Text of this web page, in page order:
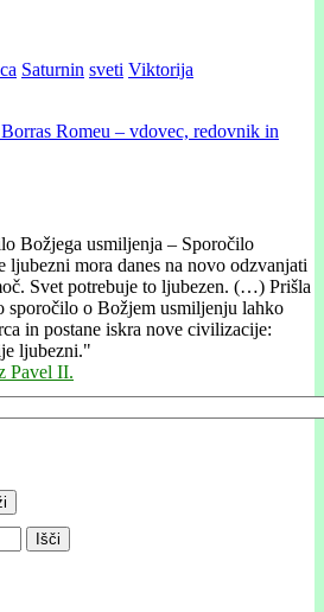
Saturnin sveti Viktorija
Romeu – vdovec, redovnik in
Božjega usmiljenja – Sporočilo
ljubezni mora danes na novo odzvanjati
Svet potrebuje to ljubezen. (…) Prišla
sporočilo o Božjem usmiljenju lahko
in postane iskra nove civilizacije:
ljubezni."
Pavel II.